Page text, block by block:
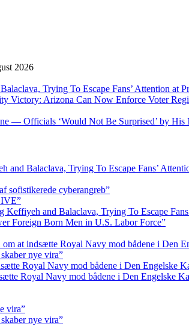
2026
Trying To Escape Fans’ Attention at
Victory: Arizona Can Now Enforce Voter
— Officials ‘Would Not Be Surprised’ by His
Balaclava, Trying To Escape Fans’
sofistikerede cyberangreb”
and Balaclava, Trying To Escape
Foreign Born Men in U.S. Labor Force”
at indsætte Royal Navy mod bådene i Den
nye vira”
Royal Navy mod bådene i Den Engelske
Royal Navy mod bådene i Den Engelske
vira”
nye vira”